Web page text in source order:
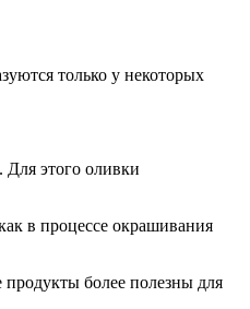
только у некоторых
Для этого оливки
в процессе окрашивания
продукты более полезны для